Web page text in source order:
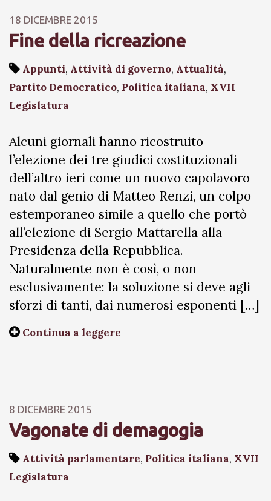
18 DICEMBRE 2015
Fine della ricreazione
Appunti, Attività di governo, Attualità,
Partito Democratico, Politica italiana, XVII
Legislatura
Alcuni giornali hanno ricostruito
l’elezione dei tre giudici costituzionali
dell’altro ieri come un nuovo capolavoro
nato dal genio di Matteo Renzi, un colpo
estemporaneo simile a quello che portò
all’elezione di Sergio Mattarella alla
Presidenza della Repubblica.
Naturalmente non è così, o non
esclusivamente: la soluzione si deve agli
sforzi di tanti, dai numerosi esponenti […]
Continua a leggere
8 DICEMBRE 2015
Vagonate di demagogia
Attività parlamentare, Politica italiana, XVII
Legislatura